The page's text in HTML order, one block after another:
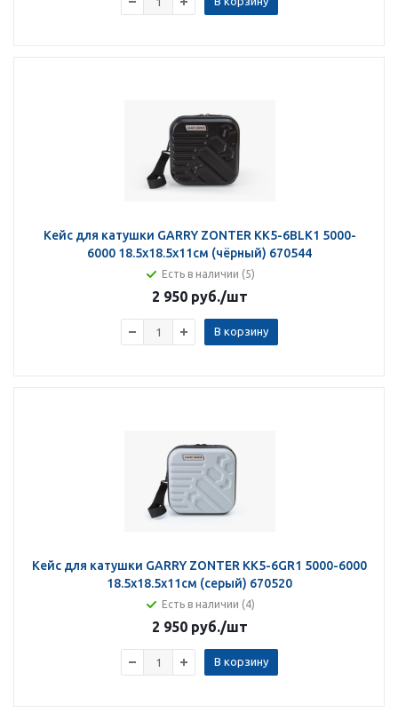
Кейс для катушки GARRY ZONTER KK5-6BLK1 5000-
6000 18.5х18.5х11см (чёрный) 670544
Есть в наличии (5)
2 950 руб./шт
В корзину
Кейс для катушки GARRY ZONTER KK5-6GR1 5000-6000
18.5х18.5х11см (серый) 670520
Есть в наличии (4)
2 950 руб./шт
В корзину